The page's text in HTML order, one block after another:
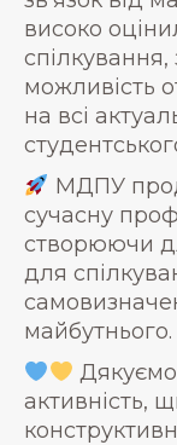
високо
спілкування,
можливість
на всі
МДПУ
сучасну
створюючи
для
майбутнього.
активність,